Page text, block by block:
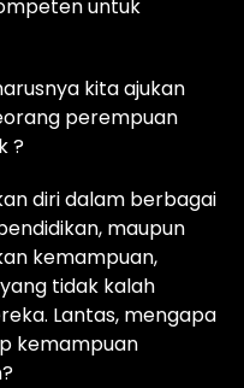
untuk
kita ajukan
perempuan
?
diri dalam berbagai
maupun
kemampuan,
tidak kalah
Lantas, mengapa
kemampuan